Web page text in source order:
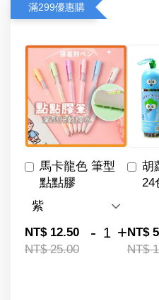
滿299優惠購
馬卡龍色 筆型
點點膠
NT$ 12.50
NT$ 25.00
- +
胡
24
NT$
NT$